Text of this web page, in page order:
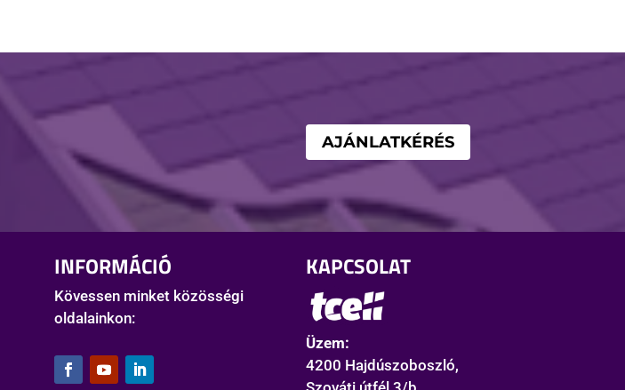
AJÁNLATKÉRÉS
INFORMÁCIÓ
Kövessen minket közösségi
oldalainkon:
KAPCSOLAT
Üzem:
4200 Hajdúszoboszló,